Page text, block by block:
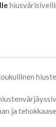
ja